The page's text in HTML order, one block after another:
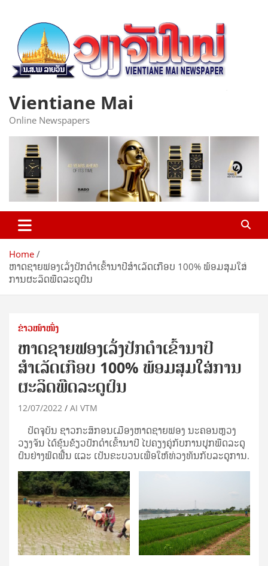
content
Vientiane Mai
Online Newspapers
Home
ຫາດຊາຍຟອງເລັ່ງປັກດຳເຂົ້ານາປີສຳເລັດເກືອບ 100% ພ້ອມສຸມໃສ່
ການຜະລິດພືດລະດູຝົນ
ຂ່າວໜ້າໜຶ່ງ
ຫາດຊາຍຟອງເລັ່ງປັກດຳເຂົ້ານາປີ
ສຳເລັດເກືອບ 100% ພ້ອມສຸມໃສ່ການ
ຜະລິດພືດລະດູຝົນ
12/07/2022 AI VTM
ປັດຈຸບັນ ຊາວກະສິກອນເມືອງຫາດຊາຍຟອງ ນະຄອນຫຼວງ
ວຽງຈັນ ໄດ້ຂຸ້ນຂ້ຽວປັກດຳເຂົ້ານາປີ ໄປຄຽງຄູ່ກັບການປູກພືດລະດູ
ຝົນຢ່າງຟົດຟື້ນ ແລະ ເປັນຂະບວນເພື່ອໃຫ້ທ່ວງທັນກັບລະດູການ.